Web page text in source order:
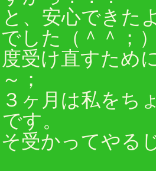
、安心できた
した（＾＾；
受け直すため
；
ヶ月は私をち
す。
受かってやる